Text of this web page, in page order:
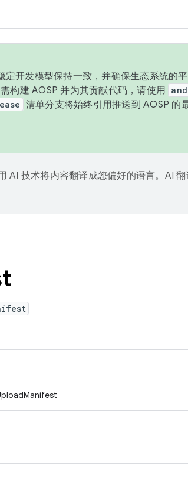
定开发模型保持一致，并确保生态系统的
构建 AOSP 并为其贡献代码，请使用
清单分支将始终引用推送到 AOSP 的
AI 技术将内容翻译成您偏好的语言。AI